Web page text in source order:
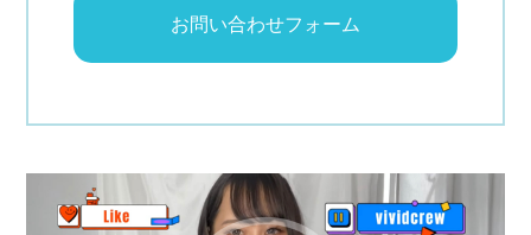
お問い合わせフォーム